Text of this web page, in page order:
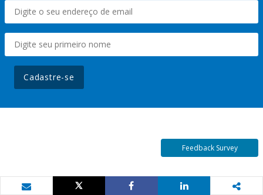
Cadastre-se
Feedback Survey